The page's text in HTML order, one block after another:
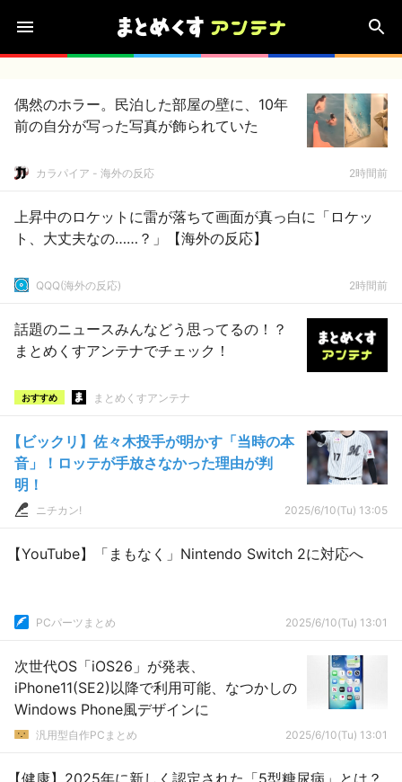
偶然のホラー。民泊した部屋の壁に、10年
前の自分が写った写真が飾られていた
カラパイア - 海外の反応 2時間前
上昇中のロケットに雷が落ちて画面が真っ白に「ロケッ
ト、大丈夫なの……？」【海外の反応】
QQQ(海外の反応) 2時間前
話題のニュースみんなどう思ってるの！？
まとめくすアンテナでチェック！
おすすめ まとめくすアンテナ
【ビックリ】佐々木投手が明かす「当時の本
音」！ロッテが手放さなかった理由が判
明！
ニチカン! 2025/6/10(Tu) 13:05
【YouTube】「まもなく」Nintendo Switch 2に対応へ
PCパーツまとめ 2025/6/10(Tu) 13:01
次世代OS「iOS26」が発表、
iPhone11(SE2)以降で利用可能、なつかしの
Windows Phone風デザインに
汎用型自作PCまとめ 2025/6/10(Tu) 13:01
【健康】2025年に新しく認定された「5型糖尿病」とは？